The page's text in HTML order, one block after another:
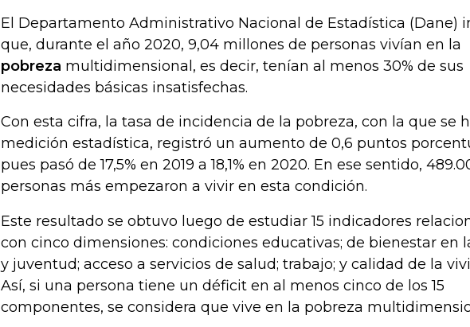
El Departamento Administrativo Nacional de Estadística (Dane)
que, durante el año 2020, 9,04 millones de personas vivían en la
pobreza multidimensional, es decir, tenían al menos 30% de sus
necesidades básicas insatisfechas.
Con esta cifra, la tasa de incidencia de la pobreza, con la que se
medición estadística, registró un aumento de 0,6 puntos
pues pasó de 17,5% en 2019 a 18,1% en 2020. En ese sentido,
personas más empezaron a vivir en esta condición.
Este resultado se obtuvo luego de estudiar 15 indicadores
con cinco dimensiones: condiciones educativas; de bienestar en
y juventud; acceso a servicios de salud; trabajo; y calidad de la
Así, si una persona tiene un déficit en al menos cinco de los 15
componentes, se considera que vive en la pobreza